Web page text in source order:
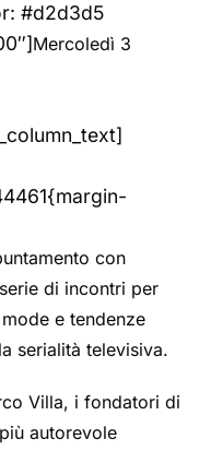
#d2d3d5
Mercoledì 3
con
di incontri per
e tendenze
serialità televisiva.
Villa, i fondatori di
autorevole